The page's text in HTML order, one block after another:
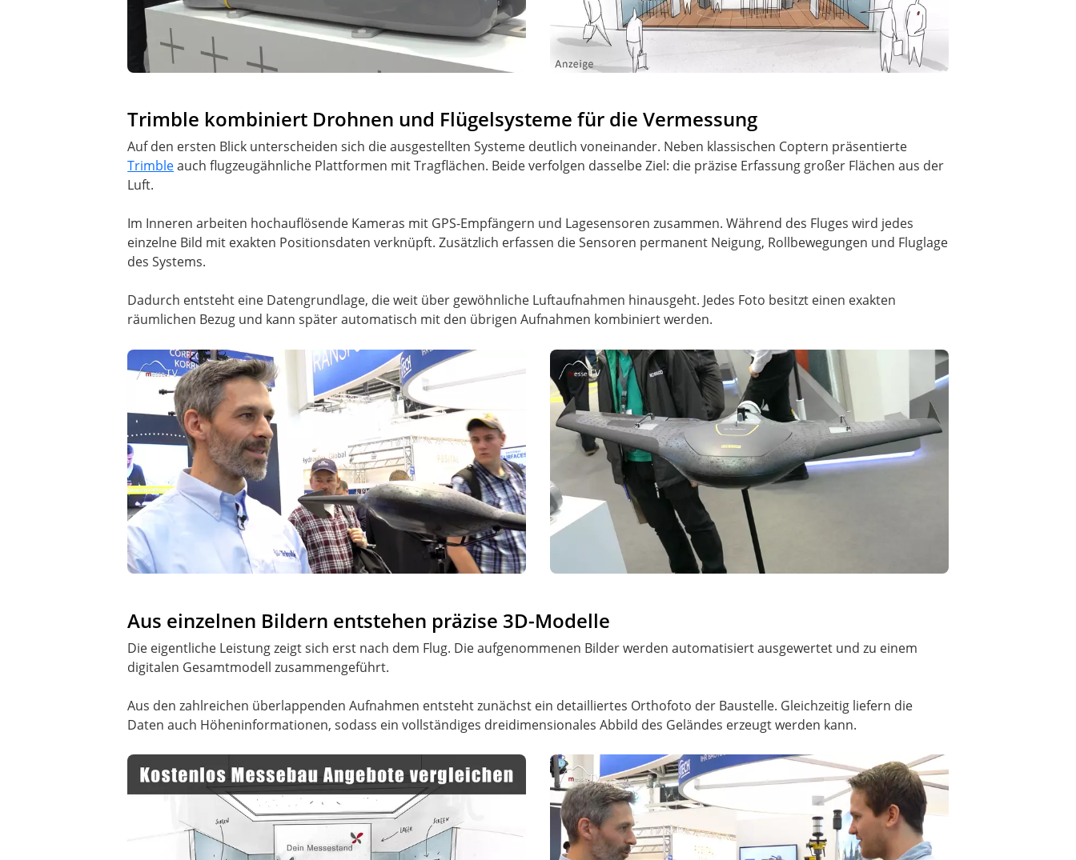
Trimble kombiniert Drohnen und Flügelsysteme für die Vermessung
Auf den ersten Blick unterscheiden sich die ausgestellten Systeme deutlich voneinander. Neben klassischen Coptern präsentierte
Trimbleauch flugzeugähnliche Plattformen mit Tragflächen. Beide verfolgen dasselbe Ziel: die präzise Erfassung großer Flächen aus der
Luft.
Im Inneren arbeiten hochauflösende Kameras mit GPS-Empfängern und Lagesensoren zusammen. Während des Fluges wird jedes
einzelne Bild mit exakten Positionsdaten verknüpft. Zusätzlich erfassen die Sensoren permanent Neigung, Rollbewegungen und Fluglage
des Systems.
Dadurch entsteht eine Datengrundlage, die weit über gewöhnliche Luftaufnahmen hinausgeht. Jedes Foto besitzt einen exakten
räumlichen Bezug und kann später automatisch mit den übrigen Aufnahmen kombiniert werden.
Aus einzelnen Bildern entstehen präzise 3D-Modelle
Die eigentliche Leistung zeigt sich erst nach dem Flug. Die aufgenommenen Bilder werden automatisiert ausgewertet und zu einem
digitalen Gesamtmodell zusammengeführt.
Aus den zahlreichen überlappenden Aufnahmen entsteht zunächst ein detailliertes Orthofoto der Baustelle. Gleichzeitig liefern die
Daten auch Höheninformationen, sodass ein vollständiges dreidimensionales Abbild des Geländes erzeugt werden kann.